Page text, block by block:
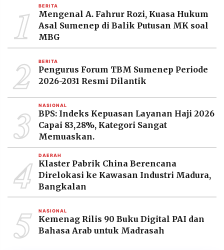
1 BERITA
Mengenal A. Fahrur Rozi, Kuasa Hukum
Asal Sumenep di Balik Putusan MK soal
MBG
2 BERITA
Pengurus Forum TBM Sumenep Periode
2026-2031 Resmi Dilantik
3 NASIONAL
BPS: Indeks Kepuasan Layanan Haji 2026
Capai 83,28%, Kategori Sangat
Memuaskan.
4 DAERAH
Klaster Pabrik China Berencana
Direlokasi ke Kawasan Industri Madura,
Bangkalan
5 NASIONAL
Kemenag Rilis 90 Buku Digital PAI dan
Bahasa Arab untuk Madrasah